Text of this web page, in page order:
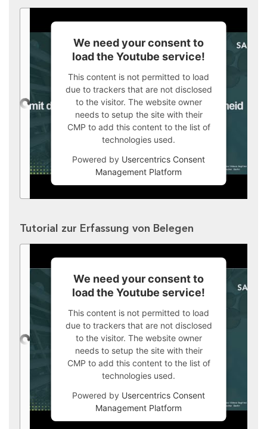
We need your consent to
load the Youtube service!
This content is not permitted to load
due to trackers that are not disclosed
to the visitor. The website owner
needs to setup the site with their
CMP to add this content to the list of
technologies used.
Powered by Usercentrics Consent
Management Platform
Tutorial zur Erfassung von Belegen
We need your consent to
load the Youtube service!
This content is not permitted to load
due to trackers that are not disclosed
to the visitor. The website owner
needs to setup the site with their
CMP to add this content to the list of
technologies used.
Powered by Usercentrics Consent
Management Platform